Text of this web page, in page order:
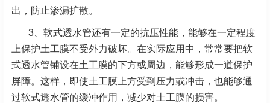
出，防止渗漏扩散。
3、软式透水管还有一定的抗压性能，能够在一定程度
上保护土工膜不受外力破坏。在实际应用中，常常要把软
式透水管铺设在土工膜的下方或周边，能够形成一道保护
屏障。这样，即使土工膜上方受到压力或冲击，也能够通
过软式透水管的缓冲作用，减少对土工膜的损害。